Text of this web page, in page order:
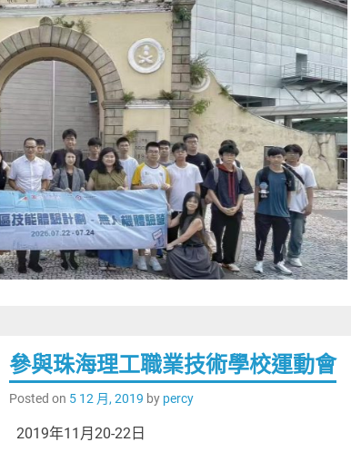
參與珠海理工職業技術學校運動會
Posted on 5 12 月, 2019 by percy
2019年11月20-22日